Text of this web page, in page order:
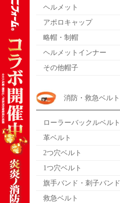
ヘルメット
アポロキャップ
略帽・制帽
ヘルメットインナー
その他帽子
消防・救急ベルト
ローラーバックルベルト
革ベルト
2つ穴ベルト
1つ穴ベルト
旗手バンド・刺子バンド
救急ベルト